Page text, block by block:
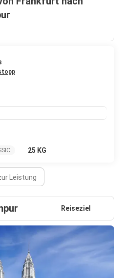
25 KG
Leistung
Reiseziel